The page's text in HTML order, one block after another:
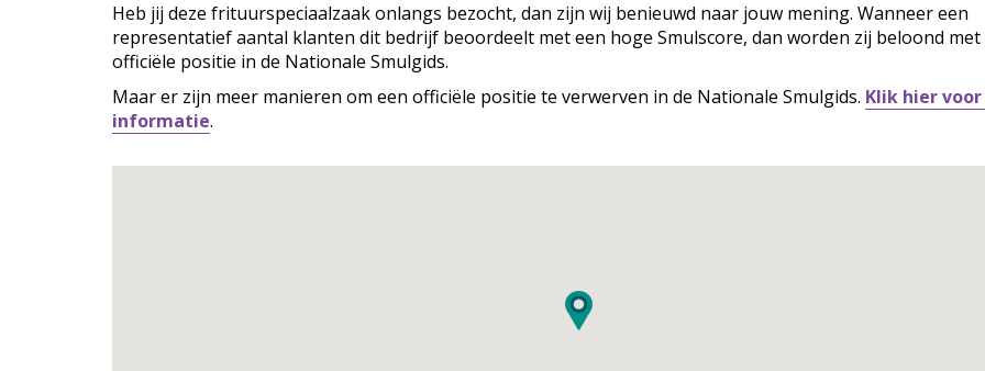
Heb jij deze frituurspeciaalzaak onlangs bezocht, dan zijn wij benieuwd naar jouw mening. Wanneer een
representatief aantal klanten dit bedrijf beoordeelt met een hoge Smulscore, dan worden zij beloond met
officiële positie in de Nationale Smulgids.
Maar er zijn meer manieren om een officiële positie te verwerven in de Nationale Smulgids. Klik hier
informatie.